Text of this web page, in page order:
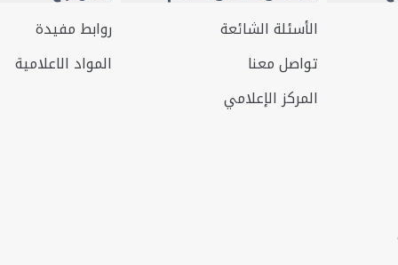
الأسئلة الشائعة
تواصل معنا
المركز الإعلامي
روابط مفيدة
المواد الاعلامية